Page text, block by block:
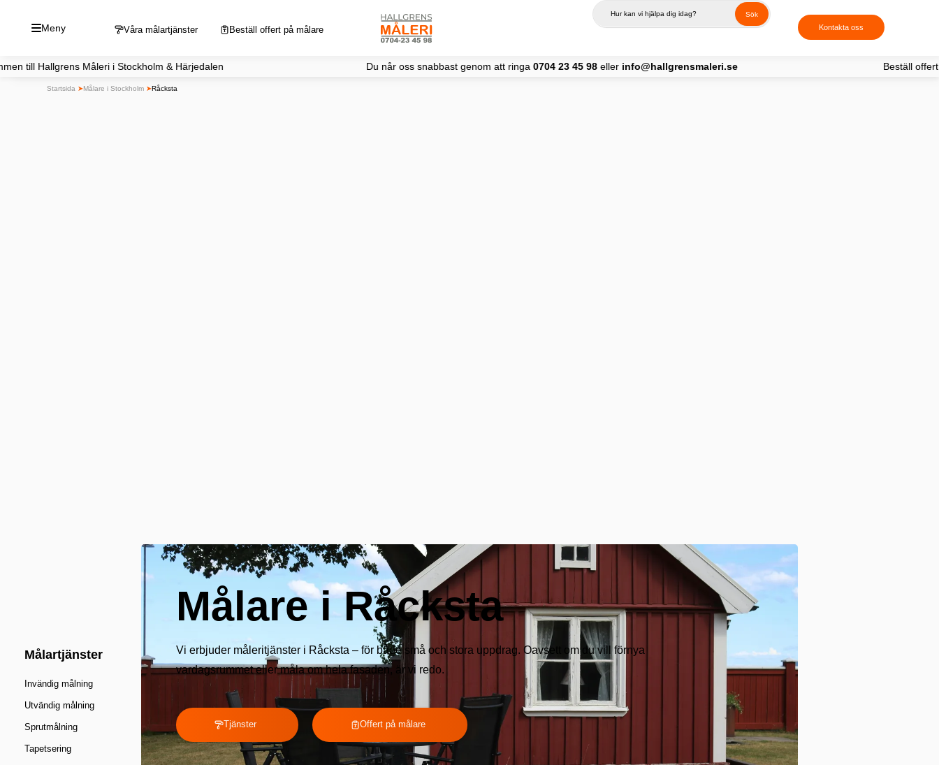
Meny Våra målartjänster Beställ offert på målare
Sök
Kontakta oss
Måleri i Stockholm & Härjedalen Du når oss snabbast genom att ringa0704 23 45 98ellerinfo@hallgrensmaleri.se Beställ offert på
Målartjänster
Invändig målning
Utvändig målning
Sprutmålning
Tapetsering
Startsida ➤Målare i Stockholm ➤Råcksta
Målare i Råcksta
Vi erbjuder måleritjänster i Råcksta – för både små och stora uppdrag. Oavsett om du vill förnya
vardagsrummet eller måla om hela fasaden, är vi redo.
Tjänster Offert på målare